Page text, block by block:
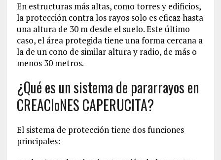
En estructuras más altas, como torres y edificios,
la protección contra los rayos solo es eficaz hasta
una altura de 30 m desde el suelo. Este último
caso, el área protegida tiene una forma cercana a
la de un cono de similar altura y radio, de más o
menos 30 metros.
¿Qué es un sistema de pararrayos en
CREACIoNES CAPERUCITA?
El sistema de protección tiene dos funciones
principales: